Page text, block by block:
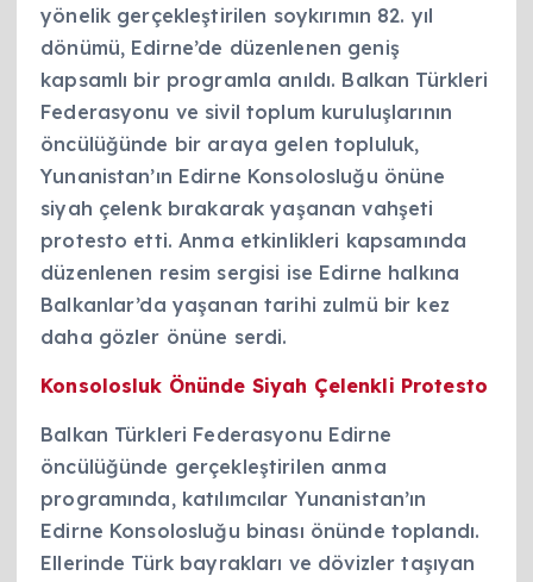
yönelik gerçekleştirilen soykırımın 82. yıl
dönümü, Edirne’de düzenlenen geniş
kapsamlı bir programla anıldı. Balkan Türkleri
Federasyonu ve sivil toplum kuruluşlarının
öncülüğünde bir araya gelen topluluk,
Yunanistan’ın Edirne Konsolosluğu önüne
siyah çelenk bırakarak yaşanan vahşeti
protesto etti. Anma etkinlikleri kapsamında
düzenlenen resim sergisi ise Edirne halkına
Balkanlar’da yaşanan tarihi zulmü bir kez
daha gözler önüne serdi.
Konsolosluk Önünde Siyah Çelenkli Protesto
Balkan Türkleri Federasyonu Edirne
öncülüğünde gerçekleştirilen anma
programında, katılımcılar Yunanistan’ın
Edirne Konsolosluğu binası önünde toplandı.
Ellerinde Türk bayrakları ve dövizler taşıyan